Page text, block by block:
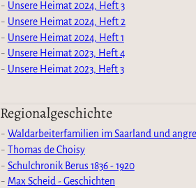
Unsere Heimat 2024, Heft 3
Unsere Heimat 2024, Heft 2
Unsere Heimat 2024, Heft 1
Unsere Heimat 2023, Heft 4
Unsere Heimat 2023, Heft 3
Regionalgeschichte
Waldarbeiterfamilien im Saarland und
Thomas de Choisy
Schulchronik Berus 1836 - 1920
Max Scheid - Geschichten